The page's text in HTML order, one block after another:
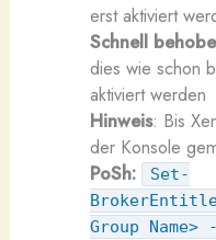
erst aktiviert
Schnell
dies wie schon
aktiviert werden
Hinweis: Bis
der Konsole
PoSh:
Set-
Group Name>